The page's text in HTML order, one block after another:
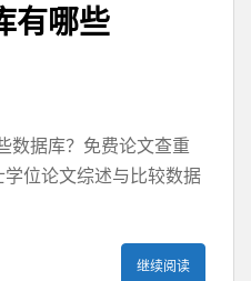
有哪些
数据库？免费论文查重
位论文综述与比较数据
继续阅读